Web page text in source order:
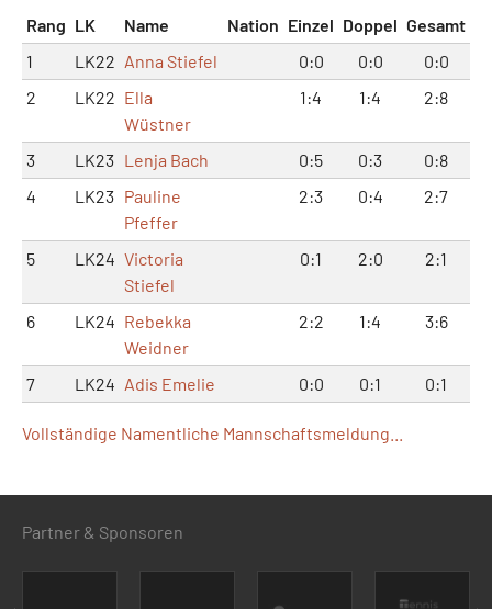
Rang LK Name Nation Einzel Doppel Gesamt
1
LK22 Anna Stiefel 0:0 0:0
0:0
2
LK22 Ella
Wüstner
1:4 1:4 2:8
3 LK23 Lenja Bach 0:5 0:3
0:8
4
LK23 Pauline
Pfeffer
2:3 0:4 2:7
5 LK24 Victoria
Stiefel
0:1 2:0 2:1
6 LK24 Rebekka
Weidner
2:2 1:4 3:6
7 LK24 Adis Emelie 0:0 0:1 0:1
Vollständige Namentliche Mannschaftsmeldung...
Partner & Sponsoren